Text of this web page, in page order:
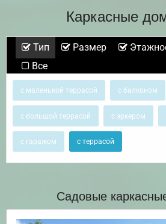
Каркасные
Тип Размер
Все
с маленькой террасой с балконом
с большой террасой с эркером
с гаражом с террасой
Садовые